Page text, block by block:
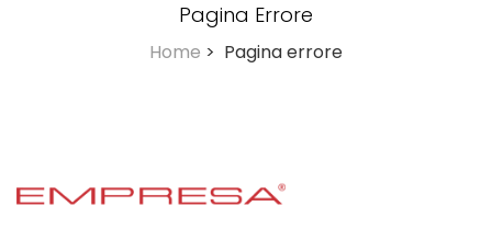
Pagina Errore
Home > Pagina errore